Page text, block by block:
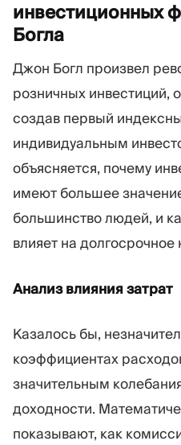
инвестиционных
Богла
Джон Богл произвел
розничных инвестиций,
создав первый
индивидуальным
объясняется, почему
имеют большее
большинство людей, и
влияет на
Анализ влияния затрат
Казалось бы,
коэффициентах
значительным
доходности.
показывают, как